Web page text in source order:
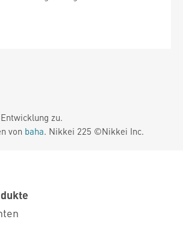
zu.
von baha. Nikkei 225 ©Nikkei Inc.